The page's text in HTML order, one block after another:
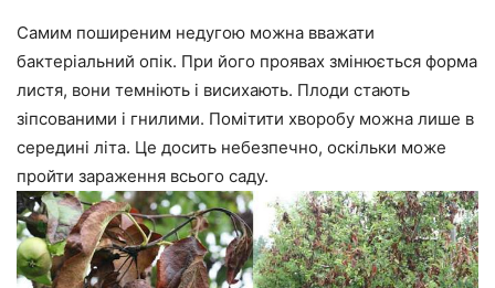
Самим поширеним недугою можна вважати
бактеріальний опік. При його проявах змінюється форма
листя, вони темніють і висихають. Плоди стають
зіпсованими і гнилими. Помітити хворобу можна лише в
середині літа. Це досить небезпечно, оскільки може
пройти зараження всього саду.